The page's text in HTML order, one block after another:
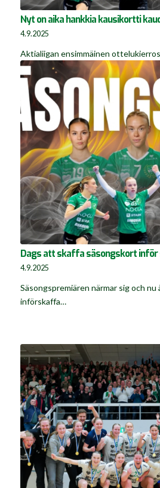
Nyt on aika hankkia kausikortti
4.9.2025
Aktialiigan ensimmäinen
Dags att skaffa säsongskort inför
4.9.2025
Säsongspremiären närmar sig och
införskaffa…